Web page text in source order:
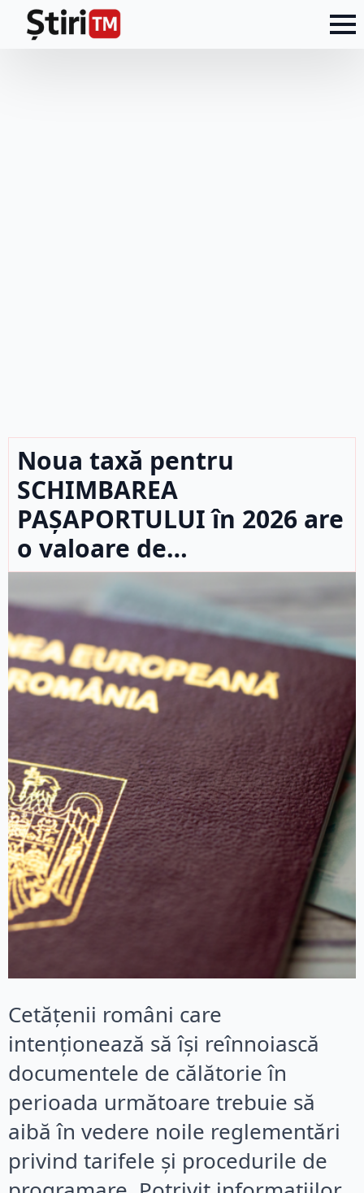
Noua taxă pentru
SCHIMBAREA
PAȘAPORTULUI în 2026 are
o valoare de…
Cetățenii români care
intenționează să își reînnoiască
documentele de călătorie în
perioada următoare trebuie să
aibă în vedere noile reglementări
privind tarifele și procedurile de